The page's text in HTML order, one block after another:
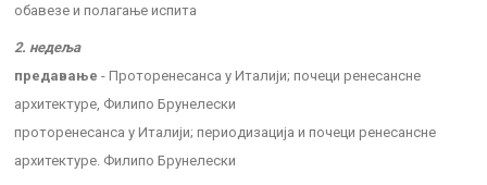
обавезе и полагање испита
2. недеља
предавање - Проторенесанса у Италији; почеци ренесансне
архитектуре, Филипо Брунелески
проторенесанса у Италији; периодизација и почеци ренесансне
архитектуре. Филипо Брунелески